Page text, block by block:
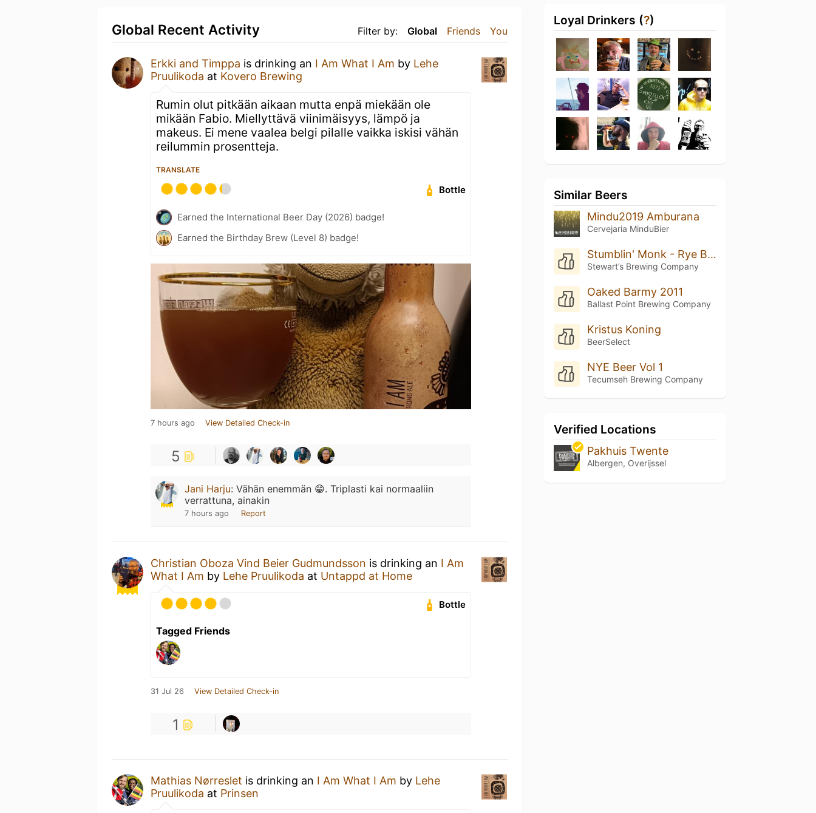
Filter by: Global Friends You
Global Recent Activity
Erkki and Timppa is drinking an I Am What I Am by Lehe
Pruulikoda at Kovero Brewing
Rumin olut pitkään aikaan mutta enpä miekään ole
mikään Fabio. Miellyttävä viinimäisyys, lämpö ja
makeus. Ei mene vaalea belgi pilalle vaikka iskisi vähän
reilummin prosentteja.
TRANSLATE
Bottle
Earned the International Beer Day (2026) badge!
Earned the Birthday Brew (Level 8) badge!
7 hours ago View Detailed Check-in
5
Jani Harju: Vähän enemmän 😁. Triplasti kai normaaliin
verrattuna, ainakin
7 hours ago Report
Christian Oboza Vind Beier Gudmundsson is drinking an I Am
What I Am by Lehe Pruulikoda at Untappd at Home
Bottle
Tagged Friends
31 Jul 26 View Detailed Check-in
1
Mathias Nørreslet is drinking an I Am What I Am by Lehe
Pruulikoda at Prinsen
Loyal Drinkers (?)
Similar Beers
Mindu2019 Amburana
Cervejaria MinduBier
Stumblin' Monk - Rye Barrel
Stewart’s Brewing Company
Oaked Barmy 2011
Ballast Point Brewing Company
Kristus Koning
BeerSelect
NYE Beer Vol 1
Tecumseh Brewing Company
Verified Locations
Pakhuis Twente
Albergen, Overijssel